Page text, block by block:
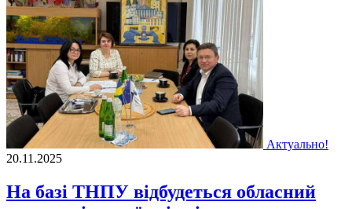
Актуально!
20.11.2025
На базі ТНПУ відбудеться обласний